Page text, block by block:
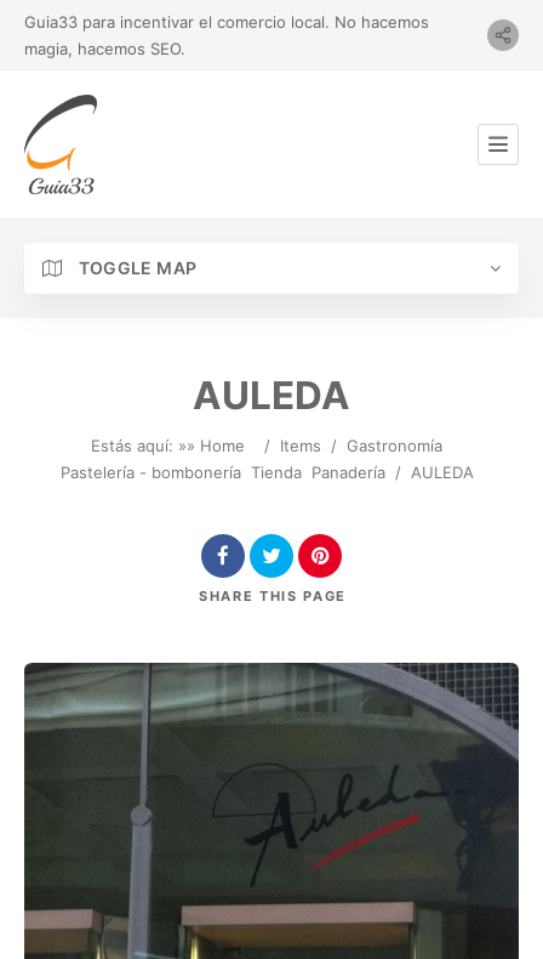
Guia33 para incentivar el comercio local. No hacemos
magia, hacemos SEO.
TOGGLE MAP
AULEDA
Estás aquí: »» Home / Items / Gastronomía
Pastelería - bombonería Tienda Panadería / AULEDA
SHARE THIS PAGE